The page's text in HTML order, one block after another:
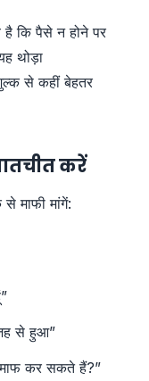
कि पैसे न होने पर
थोड़ा
से कहीं बेहतर
करें
माफी मांगें:
से हुआ”
कर सकते हैं?”